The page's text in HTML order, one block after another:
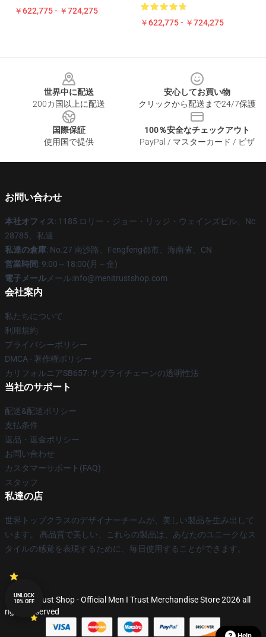
￥622,775 - ￥724,275
￥622,775 - ￥724,275
世界中に配送
200カ国以上に配送
安心してお買い物
クリックから配送まで24/7保護
国際保証
使用国で提供
100％安全なチェックアウト
PayPal / マスターカード / ビザ
お問い合わせ
本社オフィス: 1185 ロリー・ジョー・リッジ・ウェインズビル、Nc
28785、私達
私達の倉庫: No.27 南沙路、Fengfeng都市、海南省、CN
営業時間: 9:00～18:00(月～金)
電子メール メール:info@menitrustshop.com
会社案内
私たちについて
利用規約
プライバシーポリシー
DMCA - 著作権ポリシー
カリフォルニアSB657: サプライチェーンの透明性法
当社のサポート
配送&配送ポリシー
支払条件
返品・返金ポリシー
お問い合わせ
カスタマーサポート(FAQ)
スタッフ
私達の店
世界トップクラスのデザイナーチームが、美しい製品を生み出して
います。 高品質で美しい、これらの製品は、あなたのユニークなス
タイルの感覚を表現するために、毎日使用することができます。
© Men I Trust Shop - Official Men I Trust Merchandise Store 2026 all
rights reserved
UNLOCK
10% OFF